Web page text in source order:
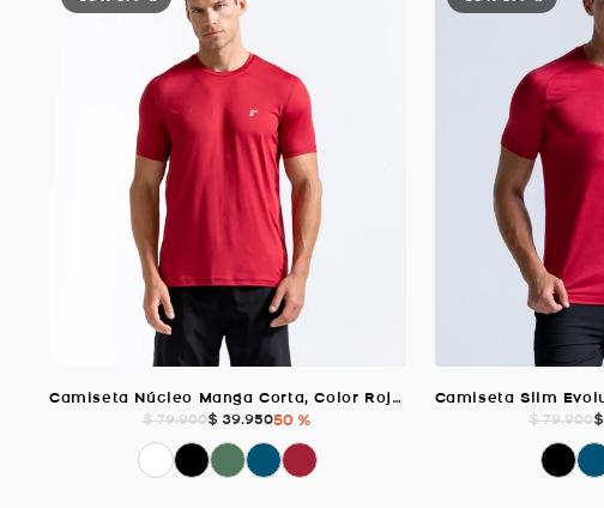
Camiseta Núcleo Manga Corta, Color Rojo Para Hombre
$ 79.900$ 39.95050 %
$ 79.900$